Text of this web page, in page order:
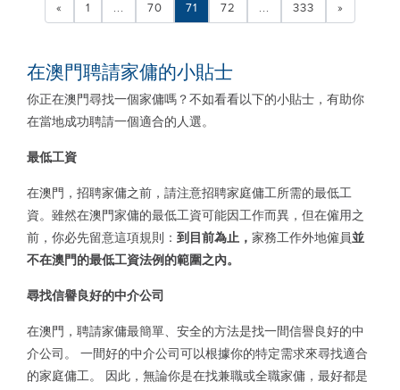
« 1 ... 70 71 72 ... 333 »
在澳門聘請家傭的小貼士
你正在澳門尋找一個家傭嗎？不如看看以下的小貼士，有助你
在當地成功聘請一個適合的人選。
最低工資
在澳門，招聘家傭之前，請注意招聘家庭傭工所需的最低工
資。雖然在澳門家傭的最低工資可能因工作而異，但在僱用之
前，你必先留意這項規則： 到 目前為止， 家務工作外地僱員並
不在澳門的最低工資法例的範圍之內。
尋找信譽良好的中介公司
在澳門，聘請家傭最簡單、安全的方法是找一間信譽良好的中
介公司。 一間好的中介公司可以根據你的特定需求來尋找適合
的家庭傭工。 因此，無論你是在找兼職或全職家傭，最好都是